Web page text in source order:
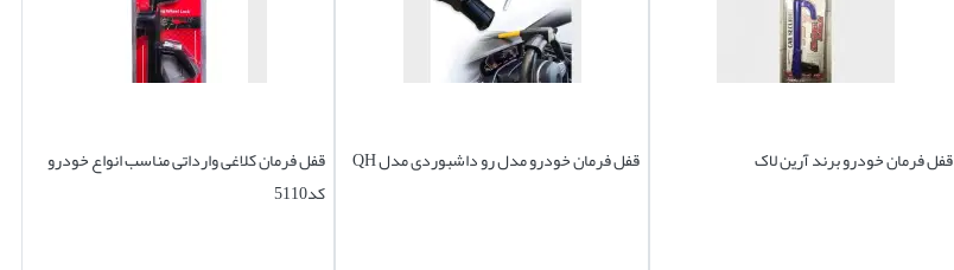
قفل فرمان خودرو برند آرین لاک قفل فرمان خودرو مدل رو داشبوردی مدل QH
قفل فرمان کلاغی وارداتی مناسب انواع خودرو
کد5110